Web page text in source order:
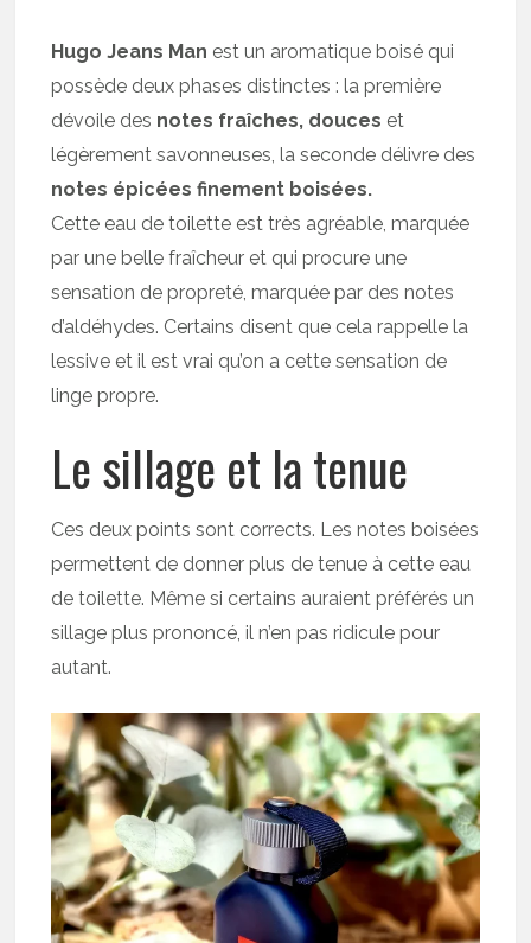
Hugo Jeans Man est un aromatique boisé qui
possède deux phases distinctes : la première
dévoile des notes fraîches, douces et
légèrement savonneuses, la seconde délivre des
notes épicées finement boisées.
Cette eau de toilette est très agréable, marquée
par une belle fraîcheur et qui procure une
sensation de propreté, marquée par des notes
d’aldéhydes. Certains disent que cela rappelle la
lessive et il est vrai qu’on a cette sensation de
linge propre.
Le sillage et la tenue
Ces deux points sont corrects. Les notes boisées
permettent de donner plus de tenue à cette eau
de toilette. Même si certains auraient préférés un
sillage plus prononcé, il n’en pas ridicule pour
autant.